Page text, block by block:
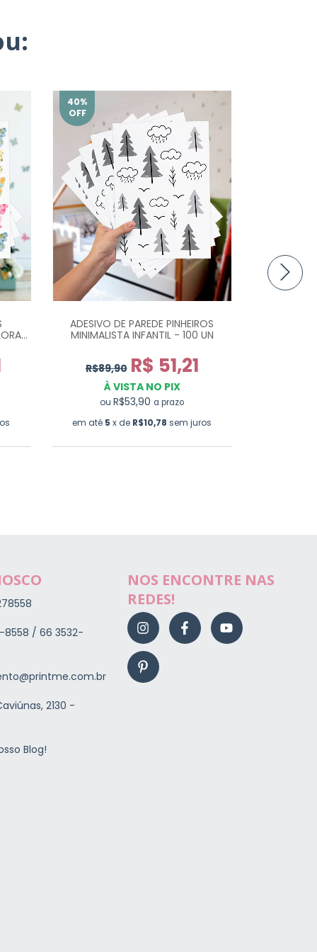
40%
OFF
ADESIVO DE PAREDE PINHEIROS
MINIMALISTA INFANTIL - 100 UN
R$89,90 R$ 51,21
À VISTA NO PIX
ou R$53,90 a prazo
em até 5 x de R$10,78 sem juros
8558 / 66 3532-
2130 -
Blog!
NOS ENCONTRE NAS
REDES!